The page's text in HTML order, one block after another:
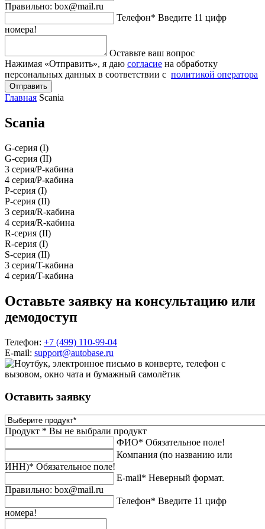
Правильно: box@mail.ru
Телефон* Введите 11 цифр
номера!
Оставьте ваш вопрос
Нажимая «Отправить», я даю согласие на обработку
персональных данных в соответствии с политикой оператора
Отправить
Главная Scania
Scania
G-серия (I)
G-серия (II)
3 серия/P-кабина
4 серия/P-кабина
P-серия (I)
P-серия (II)
3 серия/R-кабина
4 серия/R-кабина
R-серия (II)
R-серия (I)
S-серия (II)
3 серия/T-кабина
4 серия/T-кабина
Оставьте заявку на консультацию или
демодоступ
Телефон: +7 (499) 110-99-04
E-mail: support@autobase.ru
Оставить заявку
Продукт * Вы не выбрали продукт
ФИО* Обязательное поле!
Компания (по названию или
ИНН)* Обязательное поле!
E-mail* Неверный формат.
Правильно: box@mail.ru
Телефон* Введите 11 цифр
номера!